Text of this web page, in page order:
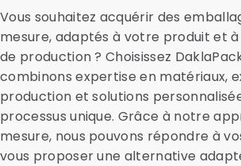
manière fiable.
Vous souhaitez acquérir des
mesure, adaptés à votre produit et
de production ? Choisissez
combinons expertise en matériaux,
production et solutions
processus unique. Grâce à notre
mesure, nous pouvons répondre à
vous proposer une alternative